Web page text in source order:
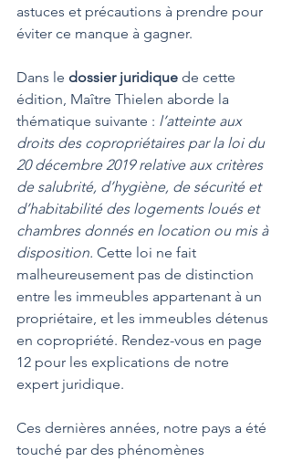
astuces et précautions à prendre pour
éviter ce manque à gagner.
Dans le dossier juridique de cette
édition, Maître Thielen aborde la
thématique suivante : l’atteinte aux
droits des copropriétaires par la loi du
20 décembre 2019 relative aux critères
de salubrité, d’hygiène, de sécurité et
d’habitabilité des logements loués et
chambres donnés en location ou mis à
disposition. Cette loi ne fait
malheureusement pas de distinction
entre les immeubles appartenant à un
propriétaire, et les immeubles détenus
en copropriété. Rendez-vous en page
12 pour les explications de notre
expert juridique.
Ces dernières années, notre pays a été
touché par des phénomènes